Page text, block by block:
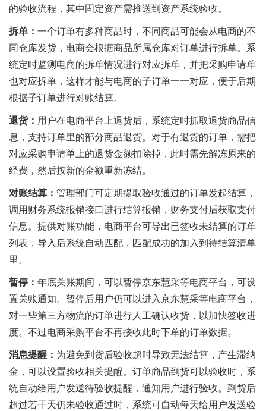
的验收流程，其中固定资产需推送到资产系统验收。
拆单： 一个订单有多种商品时，不同商品可能会从电商的不
同仓库发货，电商会根据商品所属仓库对订单进行拆单。系
统定时监测电商的拆单情况进行对应拆单，并把采购申请单
也对应拆单，这样才能与电商的子订单一一对应，便于后期
根据子订单进行对账结算。
退货： 用户在电商平台上退货后，系统定时抓取退货商品信
息，支持订单里的部分商品退货。对于有退货的订单，需把
对应采购申请单上的退货金额扣除掉，此时需先解冻原来的
经费，然后按新的金额重新冻结。
对账结算： 管理部门可定期提取验收通过的订单发起结算，
调用财务系统报销接口进行结算报销，财务支付后获取支付
信息。提供对账功能，电商平台可导出已签收未结算的订单
列表，导入后系统自动匹配，匹配成功的加入到待结算清单
里。
暂停： 年底关账期间，可以暂停京东慧采等电商平台，可设
置关账通知。暂停后用户仍可以进入京东慧采等电商平台，
对一些第三方物流的订单进行人工确认收货，以加快签收进
度。不过电商采购平台不再接收此时下单的订单数据。
消息提醒： 为避免到货后验收超时导致无法结算，产生滞纳
金，可以设置验收相关提醒。订单商品到货可以验收时，系
统自动给用户发送待验收提醒，通知用户进行验收。到货后
超过若干天仍未验收通过时，系统可自动每天给用户发送验